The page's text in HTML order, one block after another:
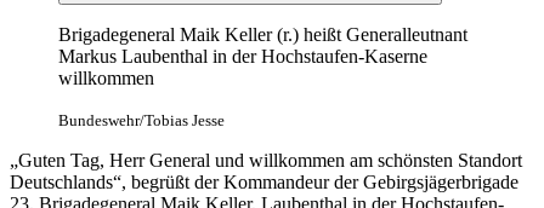
Brigadegeneral Maik Keller (r.) heißt Generalleutnant
Markus Laubenthal in der Hochstaufen-Kaserne
willkommen
Bundeswehr/Tobias Jesse
„Guten Tag, Herr General und willkommen am schönsten Standort
Deutschlands“, begrüßt der Kommandeur der Gebirgsjägerbrigade